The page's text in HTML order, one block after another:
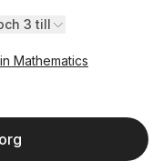
3 till
Mathematics